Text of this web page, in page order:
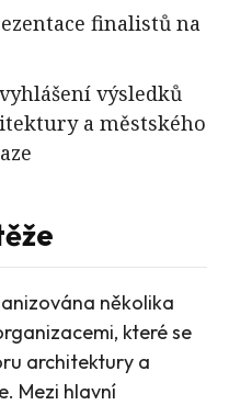
finalistů na
výsledků
a městského
několika
které se
architektury a
Mezi hlavní